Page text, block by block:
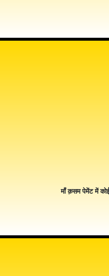
माँ क़सम पेमेंट में